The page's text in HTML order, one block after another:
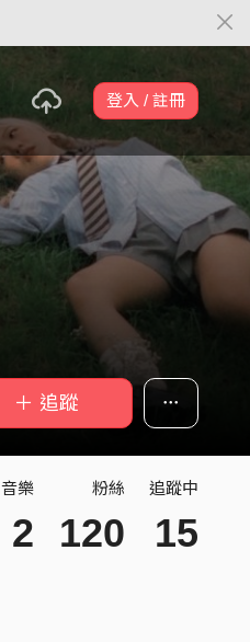
登入 / 註冊
＋ 追蹤
音樂
2
粉絲
120
追蹤中
15